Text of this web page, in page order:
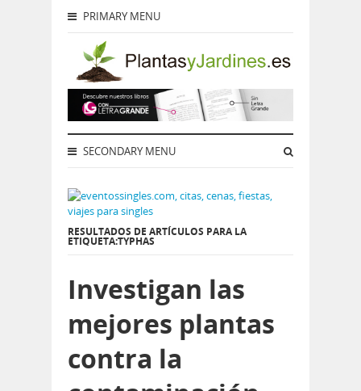
PRIMARY MENU
SECONDARY MENU
RESULTADOS DE ARTÍCULOS PARA LA
ETIQUETA:TYPHAS
Investigan las
mejores plantas
contra la